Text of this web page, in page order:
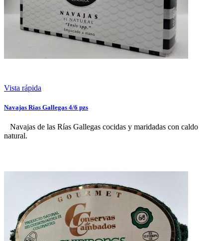
Vista rápida
Navajas Rias Gallegas 4/6 pzs
Navajas de las Rías Gallegas cocidas y maridadas con caldo
natural.